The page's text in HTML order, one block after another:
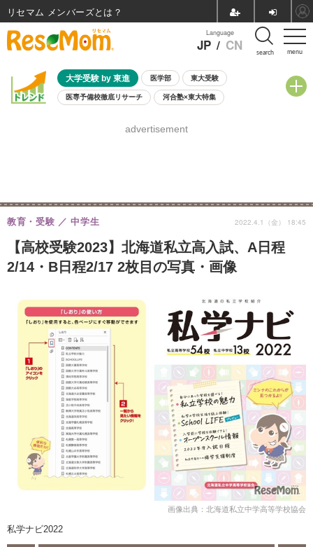
menu
Language
JP / CN search
大学受験 by 東進 医学部 東大受験
医専予備校徹底リサーチ 河合塾×東大特集
8月開催学校説明会・相談会
advertisement
【高校受験2023】北海道私立高入試、A日程
2/14・B日程2/17 2枚目の写真・画像
教育・受験 中学生 2022.4.1（金） 18:45
画像出典：北海道私立中学高等学校協会
私学ナビ2022
リセマム メンバーズ